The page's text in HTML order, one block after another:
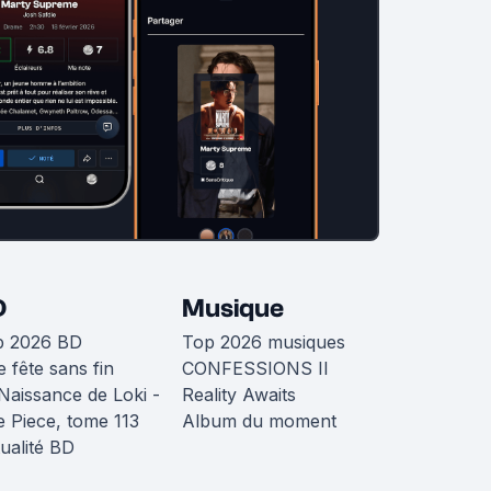
2026 BD
fête sans fin
de Loki -
Piece, tome 113
BD
Musique
Top 2026 musiques
CONFESSIONS II
Reality Awaits
Album du moment